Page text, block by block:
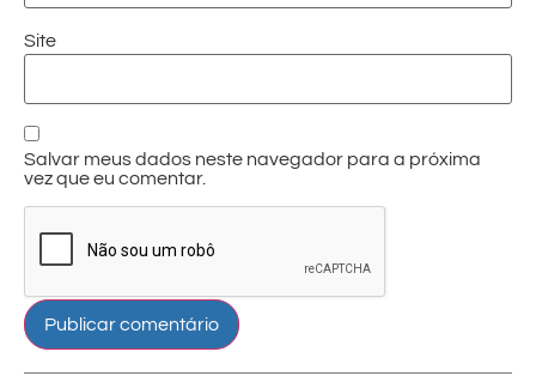
Site
Salvar meus dados neste navegador para a próxima
vez que eu comentar.